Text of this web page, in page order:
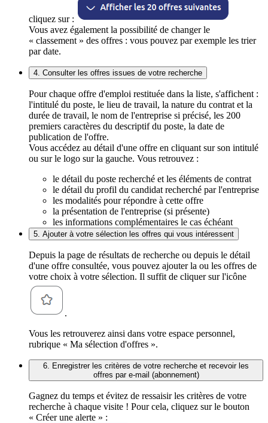
cliquez sur :
Vous avez également la possibilité de changer le
« classement » des offres : vous pouvez par exemple les trier
par date.
4. Consulter les offres issues de votre recherche
Pour chaque offre d'emploi restituée dans la liste, s'affichent :
l'intitulé du poste, le lieu de travail, la nature du contrat et la
durée de travail, le nom de l'entreprise si précisé, les 200
premiers caractères du descriptif du poste, la date de
publication de l'offre.
Vous accédez au détail d'une offre en cliquant sur son intitulé
ou sur le logo sur la gauche. Vous retrouvez :
le détail du poste recherché et les éléments de contrat
le détail du profil du candidat recherché par l'entreprise
les modalités pour répondre à cette offre
la présentation de l'entreprise (si présente)
les informations complémentaires le cas échéant
5. Ajouter à votre sélection les offres qui vous intéressent
Depuis la page de résultats de recherche ou depuis le détail
d'une offre consultée, vous pouvez ajouter la ou les offres de
votre choix à votre sélection. Il suffit de cliquer sur l'icône
.
Vous les retrouverez ainsi dans votre espace personnel,
rubrique « Ma sélection d'offres ».
6. Enregistrer les critères de votre recherche et recevoir les
offres par e-mail (abonnement)
Gagnez du temps et évitez de ressaisir les critères de votre
recherche à chaque visite ! Pour cela, cliquez sur le bouton
« Créer une alerte » :